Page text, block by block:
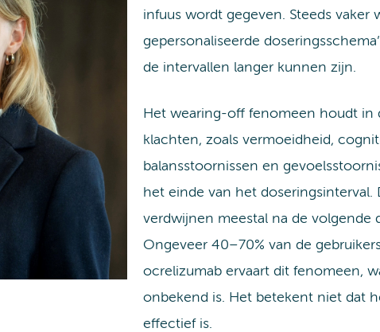
infuus wordt gegeven. Steeds vaker
gepersonaliseerde
de intervallen langer kunnen zijn.
Het wearing-off fenomeen houdt in
klachten, zoals vermoeidheid,
balansstoornissen en
het einde van het doseringsinterval.
verdwijnen meestal na de volgende
Ongeveer 40–70% van de
ocrelizumab ervaart dit fenomeen,
onbekend is. Het betekent niet dat
effectief is.